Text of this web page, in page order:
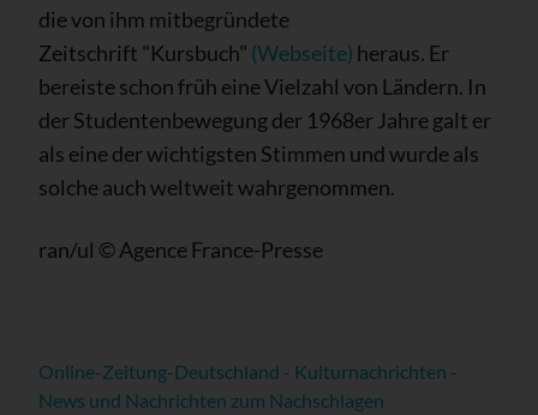
die von ihm mitbegründete
Zeitschrift "Kursbuch" (Webseite) heraus. Er
bereiste schon früh eine Vielzahl von Ländern. In
der Studentenbewegung der 1968er Jahre galt er
als eine der wichtigsten Stimmen und wurde als
solche auch weltweit wahrgenommen.
ran/ul © Agence France-Presse
Online-Zeitung-Deutschland - Kulturnachrichten -
News und Nachrichten zum Nachschlagen